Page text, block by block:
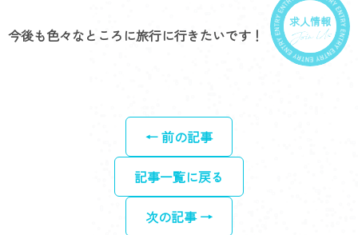
今後も色々なところに旅行に行きたいです！
← 前の記事
記事一覧に戻る
次の記事 →
求人情報